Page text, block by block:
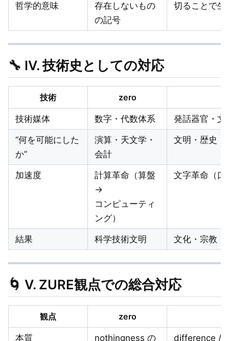
哲学的意味
存在しないもの
の記号
切ることで生
🔧 IV. 技術史としての対応
技術 zero
技術媒体 数字・代数体系 発話器官・文
“何を可能にした
か”
演算・天文学・
会計
文明・歴史・
加速度
計算革命（算盤
→
コンピューティ
ング）
文字革命（
結果 科学技術文明 文化・宗教・
🌀 V. ZURE観点での総合対応
観点 zero
本質
nothingness の
difference /